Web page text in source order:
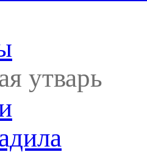
утварь